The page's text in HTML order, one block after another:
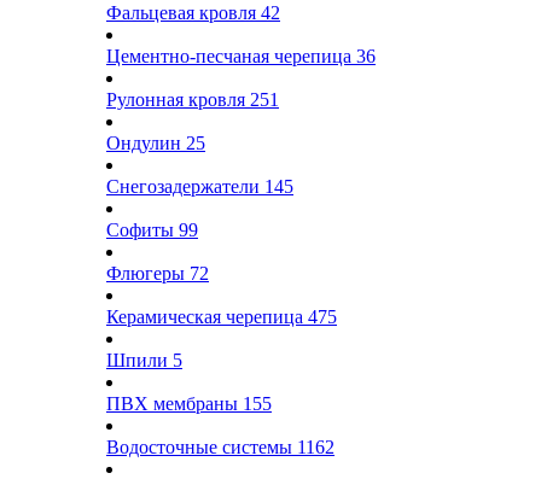
Фальцевая кровля 42
Цементно-песчаная черепица 36
Рулонная кровля 251
Ондулин 25
Снегозадержатели 145
Софиты 99
Флюгеры 72
Керамическая черепица 475
Шпили 5
ПВХ мембраны 155
Водосточные системы 1162